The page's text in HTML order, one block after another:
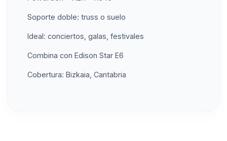
Soporte doble: truss o suelo
Ideal: conciertos, galas, festivales
Combina con Edison Star E6
Cobertura: Bizkaia, Cantabria